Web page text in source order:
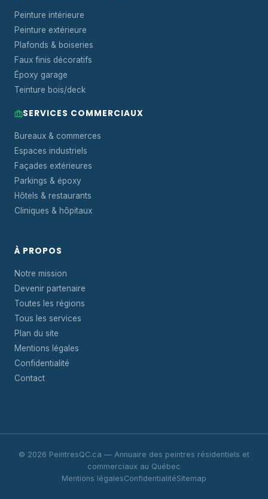
Peinture intérieure
Peinture extérieure
Plafonds & boiseries
Faux finis décoratifs
Époxy garage
Teinture bois/deck
SERVICES COMMERCIAUX
Bureaux & commerces
Espaces industriels
Façades extérieures
Parkings & époxy
Hôtels & restaurants
Cliniques & hôpitaux
À PROPOS
Notre mission
Devenir partenaire
Toutes les régions
Tous les services
Plan du site
Mentions légales
Confidentialité
Contact
© 2026 PeintresQC.ca — Annuaire des peintres résidentiels et
commerciaux au Québec
Mentions légalesConfidentialitéSitemap